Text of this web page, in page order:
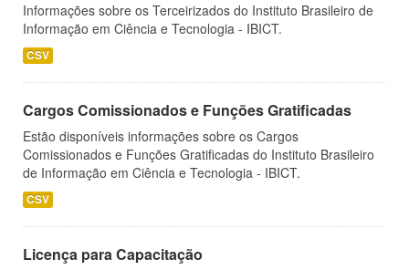
Informações sobre os Terceirizados do Instituto Brasileiro de
Informação em Ciência e Tecnologia - IBICT.
CSV
Cargos Comissionados e Funções Gratificadas
Estão disponíveis informações sobre os Cargos
Comissionados e Funções Gratificadas do Instituto Brasileiro
de Informação em Ciência e Tecnologia - IBICT.
CSV
Licença para Capacitação